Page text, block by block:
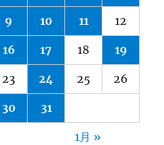
9 10 11 12
16 17 18 19
23 24 25 26
30 31
1月 »